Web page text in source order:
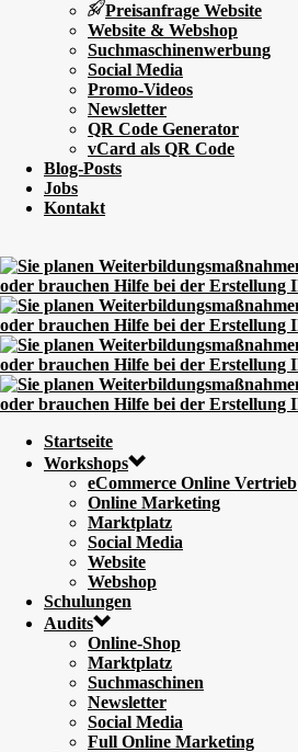
Preisanfrage Website
Website & Webshop
Suchmaschinenwerbung
Social Media
Promo-Videos
Newsletter
QR Code Generator
vCard als QR Code
Blog-Posts
Jobs
Kontakt
Startseite
Workshops
eCommerce Online Vertrieb
Online Marketing
Marktplatz
Social Media
Website
Webshop
Schulungen
Audits
Online-Shop
Marktplatz
Suchmaschinen
Newsletter
Social Media
Full Online Marketing